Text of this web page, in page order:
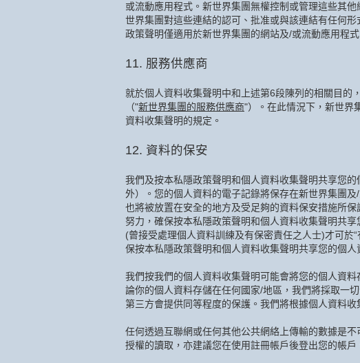
或流動應用程式。新世界集團無權控制或管理這些其
世界集團對這些連結的認可、批准或與該連結有任何
政策聲明僅適用於新世界集團的網站及/或流動應用程
11. 服務供應商
就於個人資料收集聲明中和上述第6段陳列的相關目的
（"新世界集團的服務供應商"）。在此情況下，新世界
資料收集聲明的規定。
12. 資料的保安
我們及按本私隱政策聲明和個人資料收集聲明共享您
外）。您的個人資料的電子記錄將保存在新世界集團
也將被放置在安全的地方及受足夠的資料保安措施所
努力，確保按本私隱政策聲明和個人資料收集聲明共
(曾接受處理個人資料訓練及有保密責任之人士)才可於
保按本私隱政策聲明和個人資料收集聲明共享您的個
我們按我們的個人資料收集聲明可能會將您的個人資
論你的個人資料存儲在任何國家/地區，我們將採取一
第三方會提供同等程度的保護。我們將根據個人資料
任何透過互聯網或任何其他公共網絡上傳輸的數據是
授權的讀取，亦建議您在使用註冊帳戶後登出您的帳戶